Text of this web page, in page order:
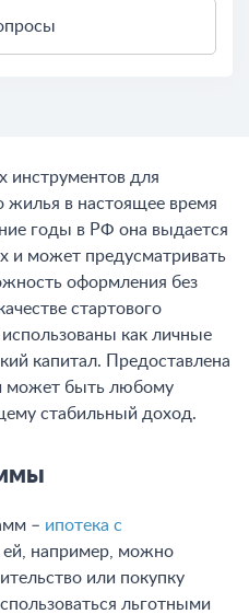
инструментов для
жилья в настоящее время
годы в РФ она выдается
и может предусматривать
оформления без
стартового
как личные
капитал. Предоставлена
может быть любому
стабильный доход.
– ипотека с
ей, например, можно
или покупку
льготными